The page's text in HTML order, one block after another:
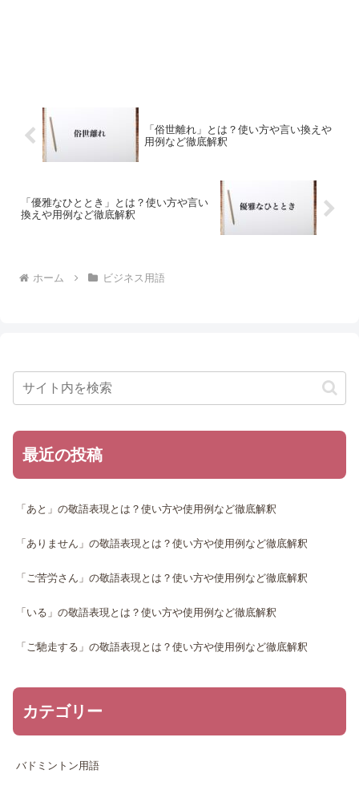
「俗世離れ」とは？使い方や言い換えや
用例など徹底解釈
「優雅なひととき」とは？使い方や言い
換えや用例など徹底解釈
ホーム ビジネス用語
最近の投稿
「あと」の敬語表現とは？使い方や使用例など徹底解釈
「ありません」の敬語表現とは？使い方や使用例など徹底解釈
「ご苦労さん」の敬語表現とは？使い方や使用例など徹底解釈
「いる」の敬語表現とは？使い方や使用例など徹底解釈
「ご馳走する」の敬語表現とは？使い方や使用例など徹底解釈
カテゴリー
バドミントン用語